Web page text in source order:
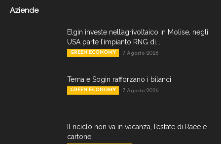
Aziende
Elgin investe nell’agrivoltaico in Molise, negli
USA parte l’impianto RNG di...
GREEN ECONOMY 7 Agosto 2026
Terna e Sogin rafforzano i bilanci
GREEN ECONOMY 7 Agosto 2026
Il riciclo non va in vacanza, l’estate di Raee e
cartone